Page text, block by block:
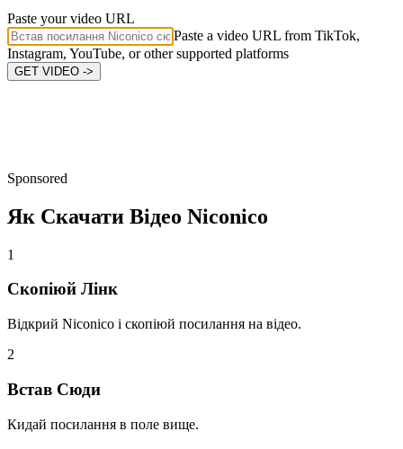
Paste your video URL
Paste a video URL from TikTok,
Instagram, YouTube, or other supported platforms
GET VIDEO ->
Sponsored
Як Скачати Відео Niconico
1
Скопіюй Лінк
Відкрий Niconico і скопіюй посилання на відео.
2
Встав Сюди
Кидай посилання в поле вище.